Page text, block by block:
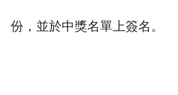
份， 並於中獎名單上簽名。